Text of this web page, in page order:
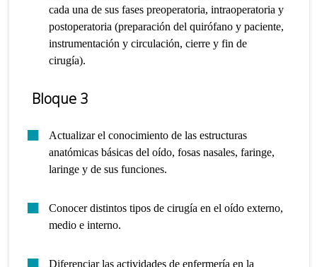
cada una de sus fases preoperatoria, intraoperatoria y
postoperatoria (preparación del quirófano y paciente,
instrumentación y circulación, cierre y fin de
cirugía).
Bloque 3
Actualizar el conocimiento de las estructuras
anatómicas básicas del oído, fosas nasales, faringe,
laringe y de sus funciones.
Conocer distintos tipos de cirugía en el oído externo,
medio e interno.
Diferenciar las actividades de enfermería en la